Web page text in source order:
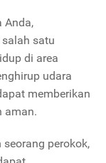
Anda,
satu
di area
udara
memberikan
aman.
perokok,